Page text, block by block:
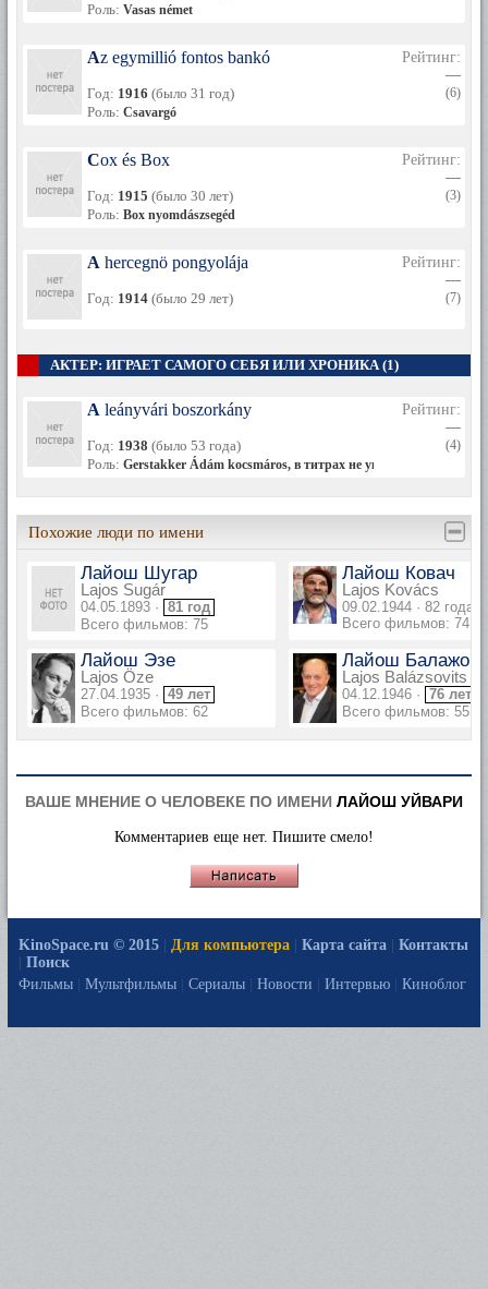
Роль: Vasas német
Az egymillió fontos bankó
Год: 1916 (было 31 год)
Роль: Csavargó
Рейтинг:
—
(6)
Cox és Box
Год: 1915 (было 30 лет)
Роль: Box nyomdászsegéd
Рейтинг:
—
(3)
A hercegnö pongyolája
Год: 1914 (было 29 лет)
Рейтинг:
—
(7)
АКТЕР: ИГРАЕТ САМОГО СЕБЯ ИЛИ ХРОНИКА (1)
A leányvári boszorkány
Год: 1938 (было 53 года)
Роль: Gerstakker Ádám kocsmáros, в титрах не указан
Рейтинг:
—
(4)
Похожие люди по имени
Лайош Шугар
Lajos Sugár
04.05.1893 · 81 год
Всего фильмов: 75
Лайош Ковач
Lajos Kovács
09.02.1944 · 82 года
Всего фильмов: 74
Лайош Эзе
Lajos Öze
27.04.1935 · 49 лет
Всего фильмов: 62
Лайош
Lajos Balázsovits
04.12.1946 · 76 лет
Всего фильмов: 55
ВАШЕ МНЕНИЕ О ЧЕЛОВЕКЕ ПО ИМЕНИ ЛАЙОШ УЙВАРИ
Комментариев еще нет. Пишите смело!
KinoSpace.ru © 2015 Для компьютера Карта сайта
Контакты
Поиск
Фильмы
Мультфильмы Сериалы Новости Интервью Киноблог